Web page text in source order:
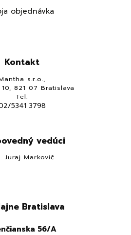
objednávka
Kontakt
s.r.o.,
821 07 Bratislava
Tel:
5341 3798
vedúci
Juraj Markovič
Bratislava
56/A